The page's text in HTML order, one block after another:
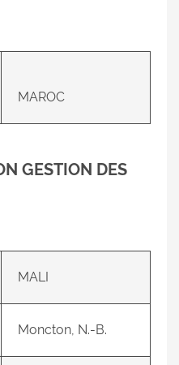
MAROC
GESTION DES
MALI
Moncton, N.-B.